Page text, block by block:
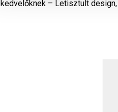
– Letisztult